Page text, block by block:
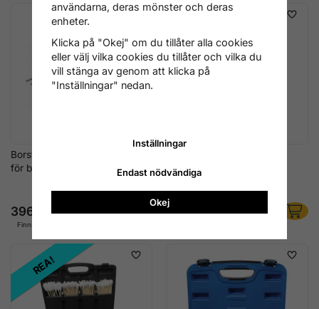
Borstsats 20 delar – rengöring
för borrmaskin & skruvdragare
396 kr
Finns i lager
Schaktrengöringssats –
Rengöringsverktyg för
636 kr
REA!
användarna, deras mönster och deras
enheter.
Klicka på "Okej" om du tillåter alla cookies
eller välj vilka cookies du tillåter och vilka du
vill stänga av genom att klicka på
"Inställningar" nedan.
Inställningar
Endast nödvändiga
Okej